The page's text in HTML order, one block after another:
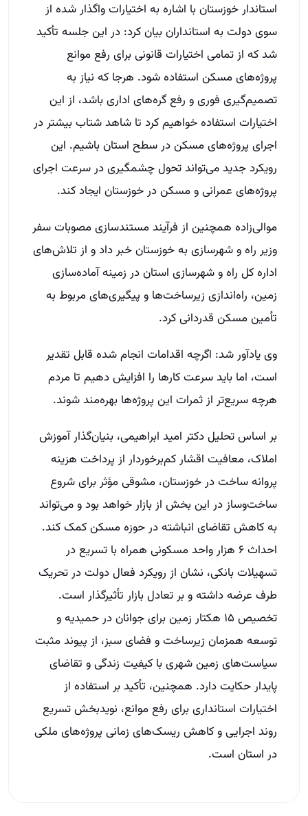
استاندار خوزستان با اشاره به اختیارات واگذار شده از
سوی دولت به استانداران بیان کرد: در این جلسه تأکید
شد که از تمامی اختیارات قانونی برای رفع موانع
پروژه‌های مسکن استفاده شود. هرجا که نیاز به
تصمیم‌گیری فوری و رفع گره‌های اداری باشد، از این
اختیارات استفاده خواهیم کرد تا شاهد شتاب بیشتر در
اجرای پروژه‌های مسکن در سطح استان باشیم. این
رویکرد جدید می‌تواند تحول چشمگیری در سرعت اجرای
پروژه‌های عمرانی و مسکن در خوزستان ایجاد کند.
موالی‌زاده همچنین از فرآیند مستندسازی مصوبات سفر
وزیر راه و شهرسازی به خوزستان خبر داد و از تلاش‌های
اداره کل راه و شهرسازی استان در زمینه آماده‌سازی
زمین، راه‌اندازی زیرساخت‌ها و پیگیری‌های مربوط به
تأمین مسکن قدردانی کرد.
وی یادآور شد: اگرچه اقدامات انجام شده قابل تقدیر
است، اما باید سرعت کارها را افزایش دهیم تا مردم
هرچه سریع‌تر از ثمرات این پروژه‌ها بهره‌مند شوند.
بر اساس تحلیل دکتر امید ابراهیمی، بنیان‌گذار آموزش
املاک، معافیت اقشار کم‌برخوردار از پرداخت هزینه
پروانه ساخت در خوزستان، مشوقی مؤثر برای شروع
ساخت‌وساز در این بخش از بازار خواهد بود و می‌تواند
به کاهش تقاضای انباشته در حوزه مسکن کمک کند.
احداث ۶ هزار واحد مسکونی همراه با تسریع در
تسهیلات بانکی، نشان از رویکرد فعال دولت در تحریک
طرف عرضه داشته و بر تعادل بازار تأثیرگذار است.
تخصیص ۱۵ هکتار زمین برای جوانان در حمیدیه و
توسعه همزمان زیرساخت و فضای سبز، از پیوند مثبت
سیاست‌های زمین شهری با کیفیت زندگی و تقاضای
پایدار حکایت دارد. همچنین، تأکید بر استفاده از
اختیارات استانداری برای رفع موانع، نویدبخش تسریع
روند اجرایی و کاهش ریسک‌های زمانی پروژه‌های ملکی
در استان است.